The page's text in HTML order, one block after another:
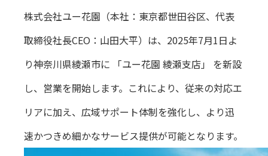
株式会社ユー花園（本社：東京都世田谷区、代表
取締役社長CEO：山田大平）は、2025年7月1日よ
り神奈川県綾瀬市に 「ユー花園 綾瀬支店」 を新設
し、営業を開始します。これにより、従来の対応エ
リアに加え、広域サポート体制を強化し、より迅
速かつきめ細かなサービス提供が可能となります。